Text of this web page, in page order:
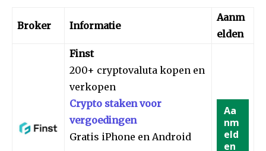
Broker Informatie
Aanm
elden
Finst
200+ cryptovaluta kopen en
verkopen
Crypto staken voor
vergoedingen
Gratis iPhone en Android
Aa
nm
eld
en